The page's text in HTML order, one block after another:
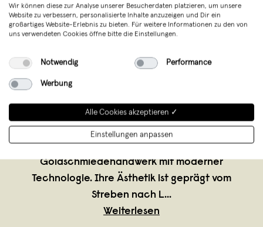
Teresa Gruber,Berlin
verkauft seit April 2020
die ausgebildete Goldschmiedin Teresa
Gruber ihre Schmuckstücke an. Dabei
kombiniert sie traditionelles
Goldschmiedehandwerk mit moderner
Technologie. Ihre Ästhetik ist geprägt vom
Streben nach L...
Weiterlesen
Wir können diese zur Analyse unserer Besucherdaten platzieren, um unsere
Website zu verbessern, personalisierte Inhalte anzuzeigen und Dir ein
großartiges Website-Erlebnis zu bieten. Für weitere Informationen zu den von
uns verwendeten Cookies öffne bitte die Einstellungen.
Notwendig Performance
Werbung
Alle Cookies akzeptieren ✓
Einstellungen anpassen